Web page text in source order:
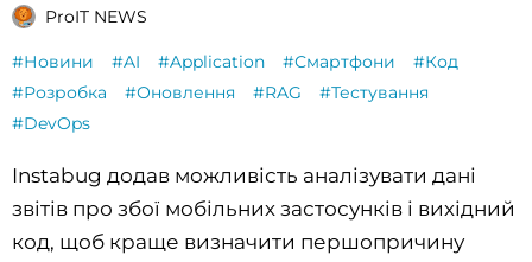
ProIT NEWS
#Новини #AI #Application #Смартфони
#Код
#Розробка
#Оновлення #RAG
#Тестування
#DevOps
Instabug додав можливість аналізувати дані
звітів про збої мобільних застосунків і вихідний
код, щоб краще визначити першопричину